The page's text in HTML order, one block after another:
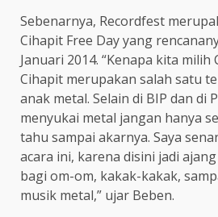
Sebenarnya, Recordfest
Cihapit Free Day yang
Januari 2014. “Kenapa kita milih
Cihapit merupakan salah satu
anak metal. Selain di BIP dan di
menyukai metal jangan hanya
tahu sampai akarnya. Saya
acara ini, karena disini jadi
bagi om-om, kakak-kakak,
musik metal,” ujar Beben.